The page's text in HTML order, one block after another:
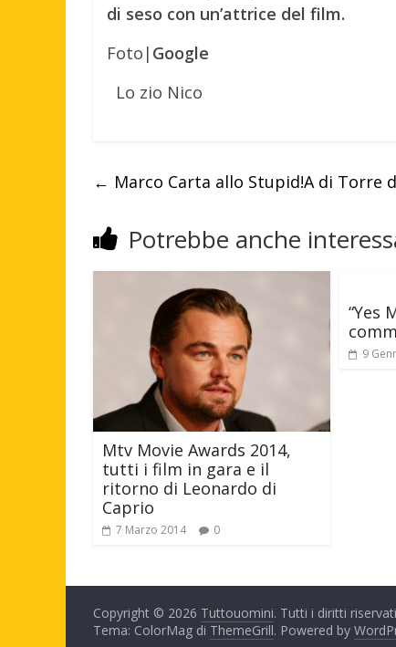
di seso con un’attrice del film.
Foto| Google
Lo zio Nico
← Marco Carta allo Stupid!A di Torre
Potrebbe anche
Mtv Movie Awards 2014,
tutti i film in gara e il
ritorno di Leonardo di
Caprio
7 Marzo 2014 0
“Yes
9
Copyright © 2026 Tuttouomini. Tutti i diritti
Tema: ColorMag di ThemeGrill. Powered by